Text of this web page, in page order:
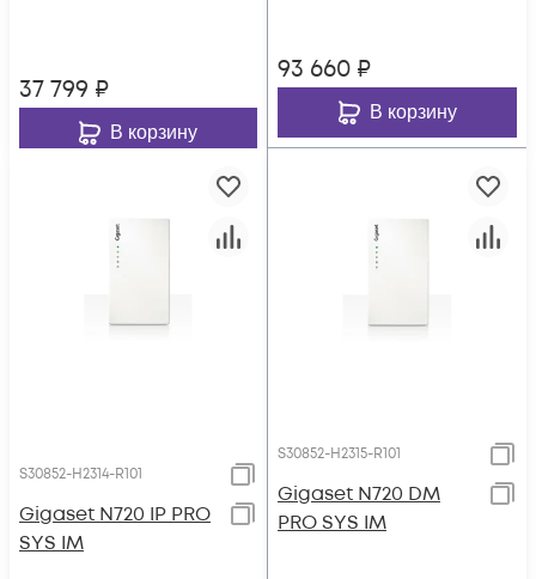
37 799 ₽
В корзину
93 660 ₽
В корзину
S30852-H2314-R101
Gigaset N720 IP PRO
SYS IM
S30852-H2315-R101
Gigaset N720 DM
PRO SYS IM